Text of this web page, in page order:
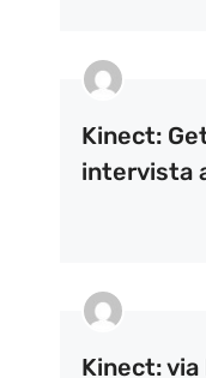
Kinect:
intervista
Kinect: